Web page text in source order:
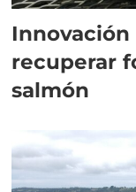
recuperar
salmón